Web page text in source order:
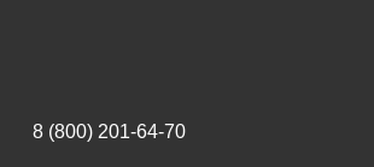
8 (800) 201-64-70